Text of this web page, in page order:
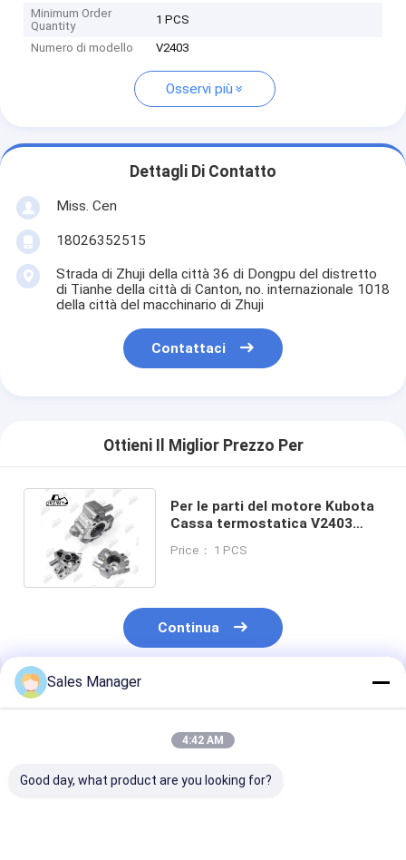
Minimum Order
Quantity
1 PCS
Numero di modello V2403
Osservi più
Dettagli Di Contatto
Miss. Cen
18026352515
Strada di Zhuji della città 36 di Dongpu del distretto
di Tianhe della città di Canton, no. internazionale 1018
della città del macchinario di Zhuji
Contattaci
Ottieni Il Miglior Prezzo Per
Per le parti del motore Kubota
Cassa termostatica V2403
Price： 1 PCS
Continua
Prodotti Raccomandati
Sales Manager
4:42 AM
Good day, what product are you looking for?